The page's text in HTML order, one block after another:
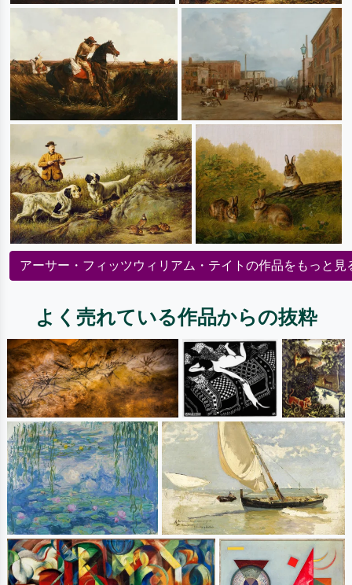
アーサー・フィッツウィリアム・テイトの作品をもっと見
よく売れている作品からの抜粋